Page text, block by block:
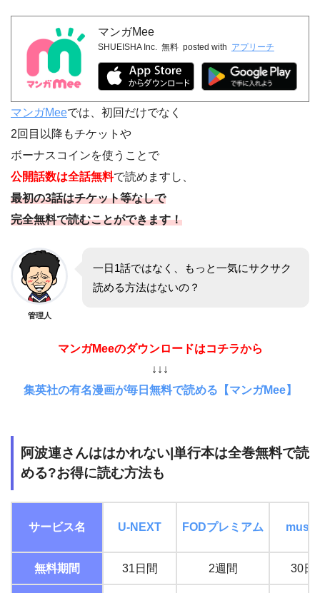
マンガMee
SHUEISHA Inc. 無料 posted with アプリーチ
マンガMeeでは、初回だけでなく
2回目以降もチケットや
ボーナスコインを使うことで
公開話数は全話無料で読めますし、
最初の3話はチケット等なしで
完全無料で読むことができます！
管理人
一日1話ではなく、もっと一気にサクサク
読める方法はないの？
マンガMeeのダウンロードはコチラから
↓↓↓
集英社の有名漫画が毎日無料で読める【マンガMee】
阿波連さんははかれない|単行本は全巻無料で読
める?お得に読む方法も
サービス名 U-NEXT FODプレミアム
無料期間 31日間 2週間 30日